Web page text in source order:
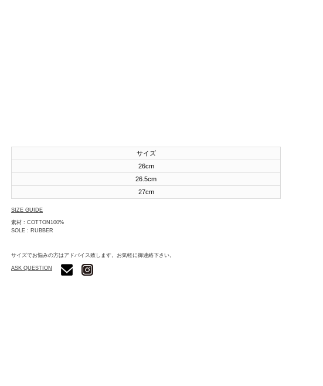
サイズ
26cm
26.5cm
27cm
SIZE GUIDE
素材 : COTTON100%
SOLE : RUBBER
サイズでお悩みの方はアドバイス致します。お気軽に御連絡下さい。
ASK QUESTION